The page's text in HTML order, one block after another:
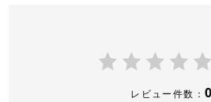
レビュー件数：